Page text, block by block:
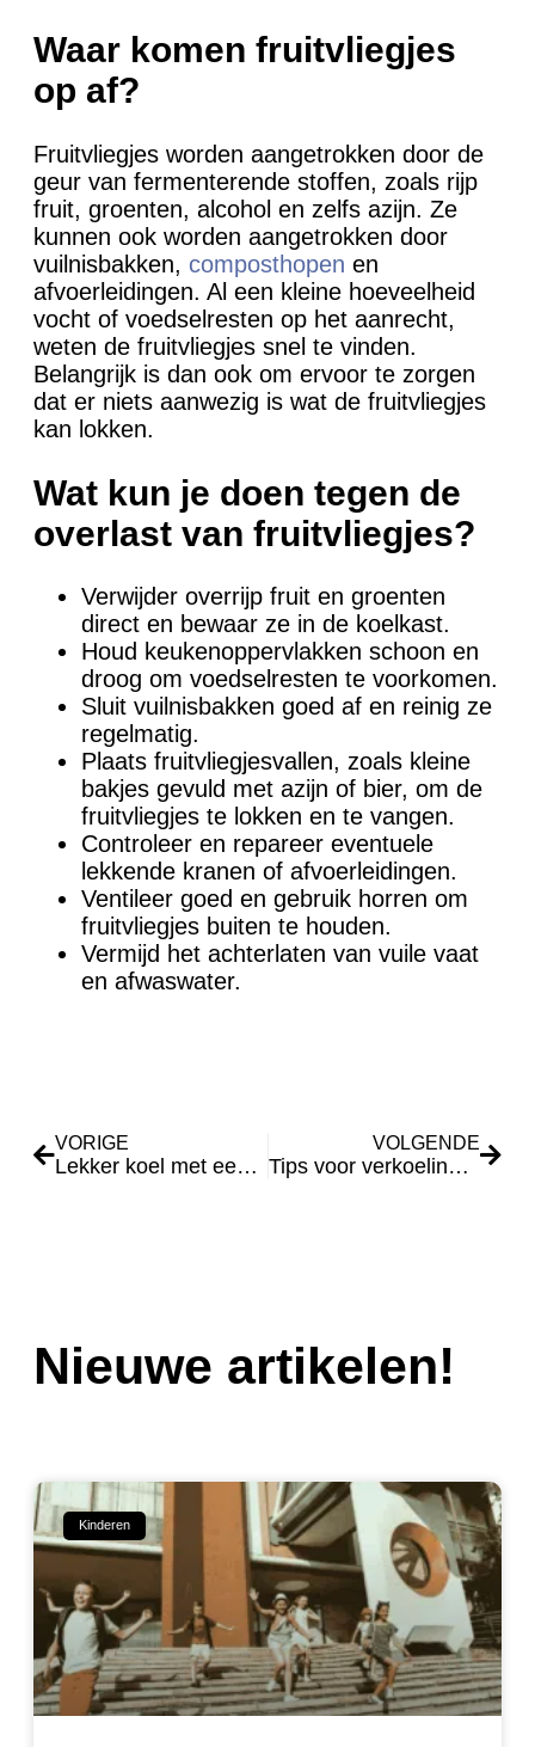
Waar komen fruitvliegjes
op af?
Fruitvliegjes worden aangetrokken door de
geur van fermenterende stoffen, zoals rijp
fruit, groenten, alcohol en zelfs azijn. Ze
kunnen ook worden aangetrokken door
vuilnisbakken, composthopen en
afvoerleidingen. Al een kleine hoeveelheid
vocht of voedselresten op het aanrecht,
weten de fruitvliegjes snel te vinden.
Belangrijk is dan ook om ervoor te zorgen
dat er niets aanwezig is wat de fruitvliegjes
kan lokken.
Wat kun je doen tegen de
overlast van fruitvliegjes?
Verwijder overrijp fruit en groenten
direct en bewaar ze in de koelkast.
Houd keukenoppervlakken schoon en
droog om voedselresten te voorkomen.
Sluit vuilnisbakken goed af en reinig ze
regelmatig.
Plaats fruitvliegjesvallen, zoals kleine
bakjes gevuld met azijn of bier, om de
fruitvliegjes te lokken en te vangen.
Controleer en repareer eventuele
lekkende kranen of afvoerleidingen.
Ventileer goed en gebruik horren om
fruitvliegjes buiten te houden.
Vermijd het achterlaten van vuile vaat
en afwaswater.
VORIGE
Lekker koel met een airconditioner
VOLGENDE
Tips voor verkoeling en zonbescherming
Nieuwe artikelen!
Kinderen